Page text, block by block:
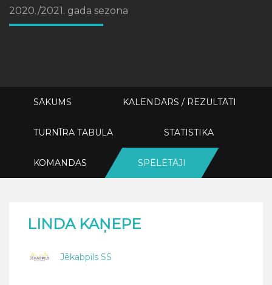
2020./2021. gada sezona
SĀKUMS KALENDĀRS / REZULTĀTI
TURNĪRA TABULA STATISTIKA
KOMANDAS SPĒLĒTĀJI
LINDA KAŅEPE
Jēkabpils SS